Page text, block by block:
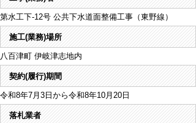
第水工下-12号 公共下水道面整備工事（東野線）
施工(業務)場所
八百津町 伊岐津志地内
契約(履行)期間
令和8年7月3日から令和8年10月20日
落札業者